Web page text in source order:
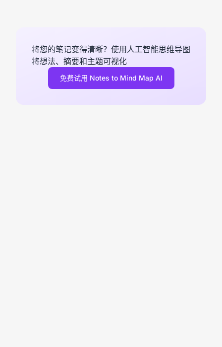
将您的笔记变得清晰？使用人工智能思维导图
将想法、摘要和主题可视化
免费试用 Notes to Mind Map AI